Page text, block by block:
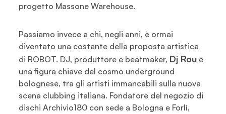
progetto Massone Warehouse.
Passiamo invece a chi, negli anni, è ormai
diventato una costante della proposta artistica
di ROBOT. DJ, produttore e beatmaker, Dj Rou è
una figura chiave del cosmo underground
bolognese, tra gli artisti immancabili sulla nuova
scena clubbing italiana. Fondatore del negozio di
dischi Archivio180 con sede a Bologna e Forlì,